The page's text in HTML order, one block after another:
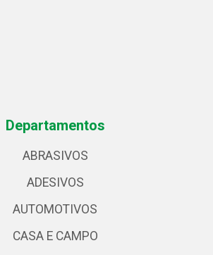
Departamentos
ABRASIVOS
ADESIVOS
AUTOMOTIVOS
CASA E CAMPO